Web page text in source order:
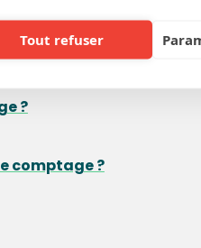
Tout refuser
?
comptage ?